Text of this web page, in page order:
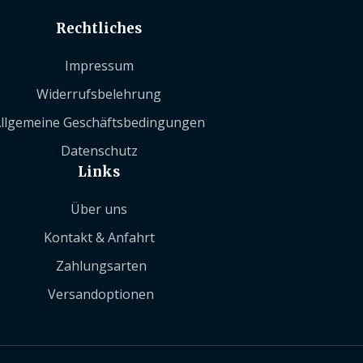
Rechtliches
Impressum
Widerrufsbelehrung
Geschäftsbedingungen
Datenschutz
Links
Über uns
Kontakt & Anfahrt
Zahlungsarten
Versandoptionen